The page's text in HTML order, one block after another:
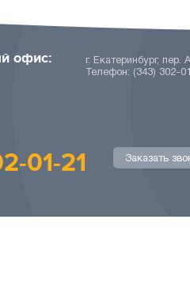
офис:
г. Екатеринбург,
Телефон: (343) 302-
01-21 Заказать